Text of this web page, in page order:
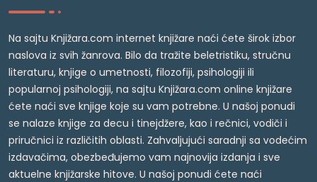
Na sajtu Knjižara.com internet knjižare naći ćete širok izbor
naslova iz svih žanrova. Bilo da tražite beletristiku, stručnu
literaturu, knjige o umetnosti, filozofiji, psihologiji ili
popularnoj psihologiji, na sajtu Knjižara.com online knjižare
ćete naći sve knjige koje su vam potrebne. U našoj ponudi
se nalaze knjige za decu i tinejdžere, kao i rečnici, vodiči i
priručnici iz različitih oblasti. Zahvaljujući saradnji sa vodećim
izdavačima, obezbeđujemo vam najnovija izdanja i sve
aktuelne knjižarske hitove. U našoj ponudi ćete naći